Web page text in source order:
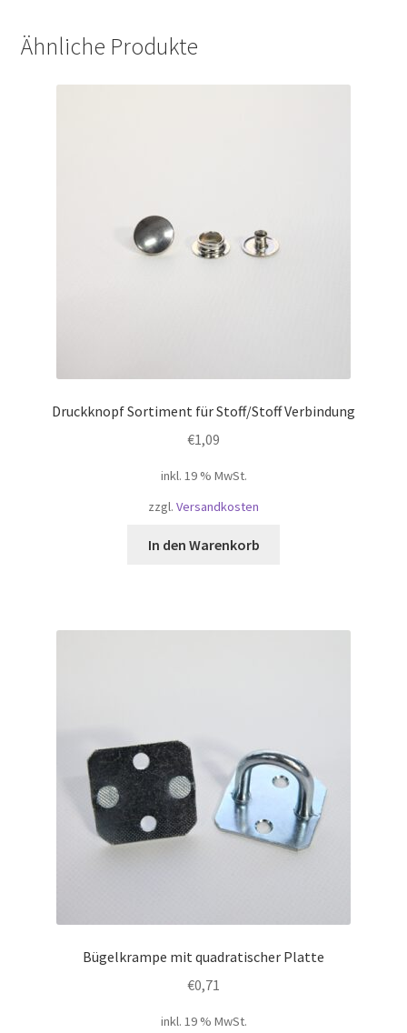
Ähnliche Produkte
Druckknopf Sortiment für Stoff/Stoff Verbindung
€1,09
inkl. 19 % MwSt.
zzgl. Versandkosten
In den Warenkorb
Bügelkrampe mit quadratischer Platte
€0,71
inkl. 19 % MwSt.